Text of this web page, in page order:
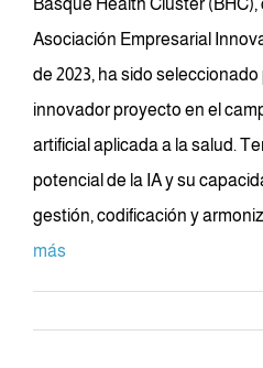
Basque Health Cluster
Asociación Empresarial
de 2023, ha sido
innovador proyecto en el
artificial aplicada a la salud.
potencial de la IA y su
gestión, codificación y
más